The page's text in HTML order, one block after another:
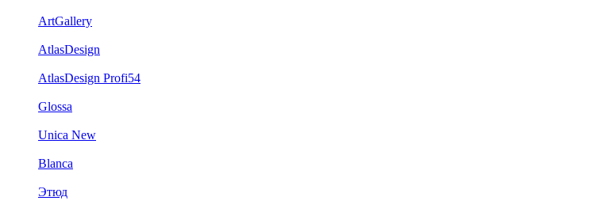
ArtGallery
AtlasDesign
AtlasDesign Profi54
Glossa
Unica New
Blanca
Этюд